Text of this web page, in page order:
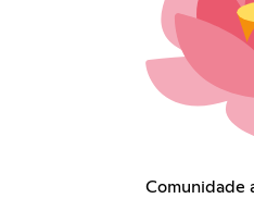
Comunidade